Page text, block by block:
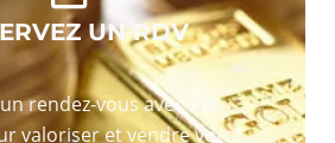
UN RDV
rendez-vous avec nos
valoriser et vendre votre